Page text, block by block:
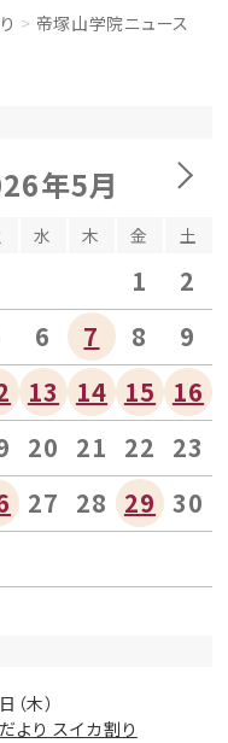
帝塚山学院ニュース
年5月
水 木 金 土
1
2
6 7 8
9
13 14 15
16
20 21 22 23
27 28 29 30
木）
より スイカ割り